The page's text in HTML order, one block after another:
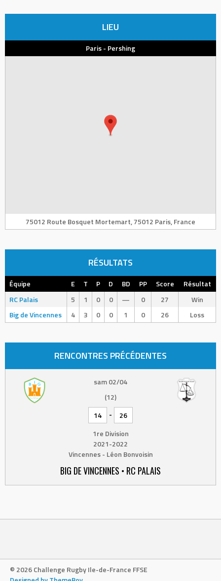
LIEU
Paris - Pershing
75012 Route Bosquet Mortemart, 75012 Paris, France
RÉSULTATS
Équipe E T P D BD PP Score
Résultat
RC Palais
5 1 0 0 — 0 27
Win
Big de Vincennes
4 3 0 0 1 0 26 Loss
RENCONTRES PRÉCÉDENTES
sam 02/04
(12)
14
-
26
1re Division
2021-2022
Vincennes - Léon Bonvoisin
BIG DE VINCENNES • RC PALAIS
© 2026 Challenge Rugby Ile-de-France FFSE